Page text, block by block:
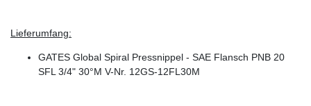
Lieferumfang:
GATES Global Spiral Pressnippel - SAE Flansch PNB 20
SFL 3/4" 30°M V-Nr. 12GS-12FL30M